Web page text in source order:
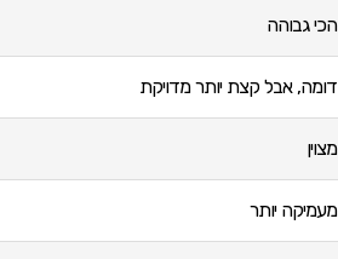
הכי גבוהה
דומה, אבל קצת יותר מדויקת
מצוין
מעמיקה יותר